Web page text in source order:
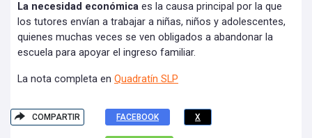
La necesidad económica es la causa principal por la que
los tutores envían a trabajar a niñas, niños y adolescentes,
quienes muchas veces se ven obligados a abandonar la
escuela para apoyar el ingreso familiar.
La nota completa en Quadratín SLP
COMPARTIR FACEBOOK X